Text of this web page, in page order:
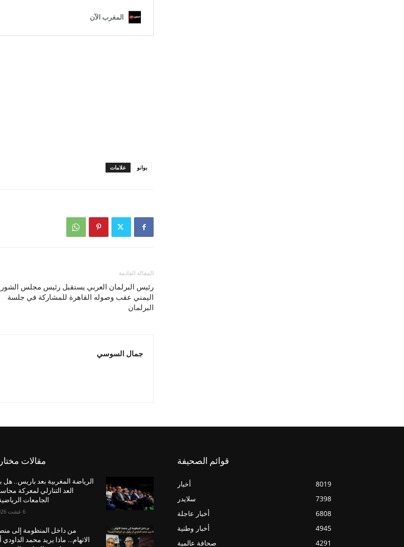
علامات بوانو
المقالة القادمة
رئيس البرلمان العربي يستقبل رئيس مجلس
اليمني عقب وصوله القاهرة للمشاركة في جلسة
البرلمان
جمال السوسي
مقالات
الرياضة المغربية بعد باريس.. هل
العد التنازلي لمعركة
الجامعات
6 غشت 2026
من داخل المنظومة إلى
الاتهام… ماذا يريد محمد الداودي
قوائم الصحيفة
أخبار
8019
سلايدر
7398
أخبار عاجلة
6808
أخبار وطنية
4945
صحافة عالمية
4291